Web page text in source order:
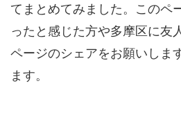
てまとめてみました。このペ
ったと感じた方や多摩区に友
ページのシェアをお願いしま
ます。